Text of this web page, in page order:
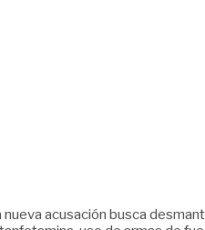
acusación busca